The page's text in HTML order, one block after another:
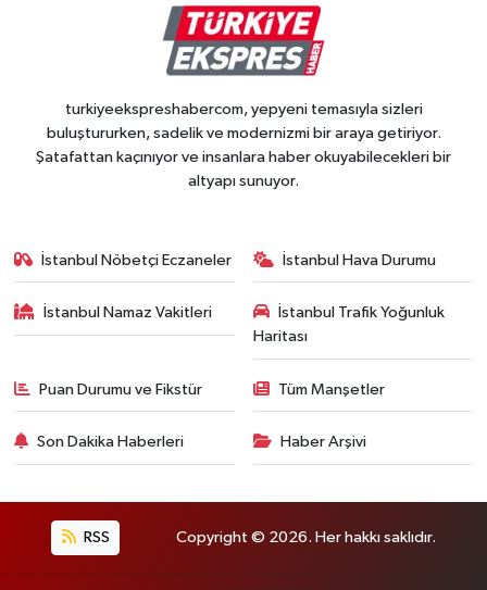
turkiyeekspreshabercom, yepyeni temasıyla sizleri
buluştururken, sadelik ve modernizmi bir araya getiriyor.
Şatafattan kaçınıyor ve insanlara haber okuyabilecekleri bir
altyapı sunuyor.
İstanbul Nöbetçi Eczaneler İstanbul Hava Durumu
İstanbul Namaz Vakitleri
İstanbul Trafik Yoğunluk
Haritası
Puan Durumu ve Fikstür Tüm Manşetler
Son Dakika Haberleri Haber Arşivi
RSS Copyright © 2026. Her hakkı saklıdır.